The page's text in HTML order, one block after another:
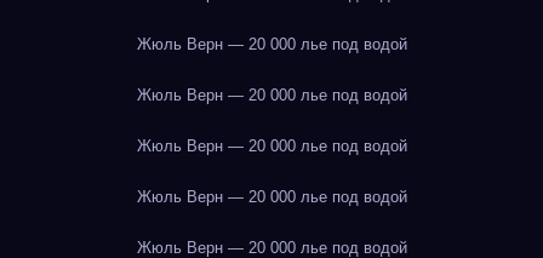
Жюль Верн — 20 000 лье под водой
Жюль Верн — 20 000 лье под водой
Жюль Верн — 20 000 лье под водой
Жюль Верн — 20 000 лье под водой
Жюль Верн — 20 000 лье под водой